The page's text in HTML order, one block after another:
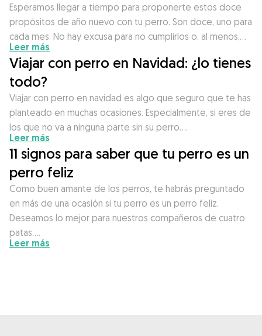
Esperamos llegar a tiempo para proponerte estos doce
propósitos de año nuevo con tu perro. Son doce, uno para
cada mes. No hay excusa para no cumplirlos o, al menos,…
Leer más
Viajar con perro en Navidad: ¿lo tienes
todo?
Viajar con perro en navidad es algo que seguro que te has
planteado en muchas ocasiones. Especialmente, si eres de
los que no va a ninguna parte sin su perro….
Leer más
11 signos para saber que tu perro es un
perro feliz
Como buen amante de los perros, te habrás preguntado
en más de una ocasión si tu perro es un perro feliz.
Deseamos lo mejor para nuestros compañeros de cuatro
patas….
Leer más